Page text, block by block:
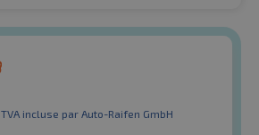
TVA incluse par Auto-Raifen GmbH